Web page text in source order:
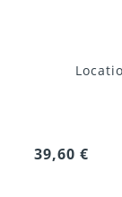
39,60 €